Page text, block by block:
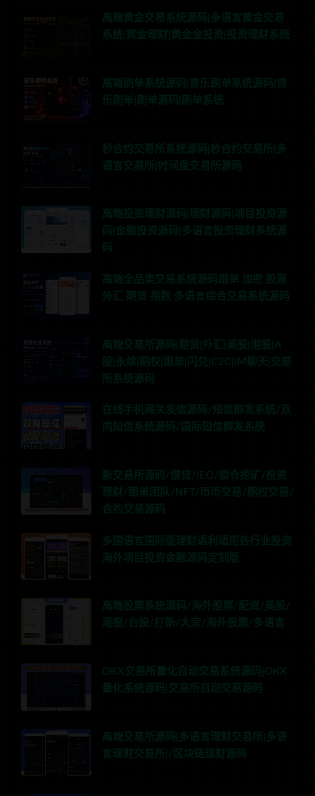
高端黄金交易系统源码|多语言黄金交易
系统|黄金理财|黄金金投资|投资理财系统
高端刷单系统源码|音乐刷单系统源码|音
乐刷单|刷单源码|刷单系统
秒合约交易所系统源码|秒合约交易所|多
语言交易所|时间盘交易所源码
高端投资理财源码|理财源码|项目投资源
码|金融投资源码|多语言投资理财系统源
码
高端全品类交易系统源码跟单 加密 股票
外汇 期货 指数 多语言综合交易系统源码
高端交易所源码|期货|外汇|美股|港股|A
股|永续|期权|跟单|闪兑|C2C|IM聊天|交易
所系统源码
在线手机网关发信源码/短信群发系统/双
向短信系统源码/国际短信群发系统
新交易所源码/借贷/IEO/锁仓挖矿/投资
理财/跟单团队/NFT/币币交易/期权交易/
合约交易源码
多国语言国际版理财返利适用各行业投资
海外项目投资金融源码定制版
高端股票系统源码/海外股票/配资/美股/
港股/台股/打新/大宗/海外股票/多语言
OKX交易所量化自动交易系统源码|OKX
量化系统源码|交易所自动交易源码
高端交易所源码|多语言理财交易所|多语
言理财交易所|/区块链理财源码